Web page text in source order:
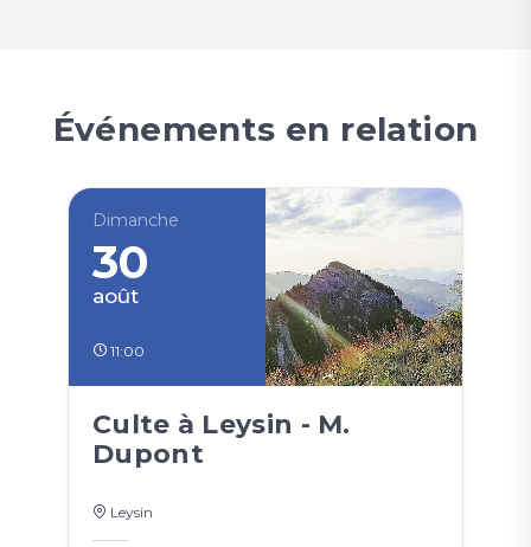
Événements en relation
Dimanche
30
août
11:00
Culte à Leysin - M.
Dupont
Leysin